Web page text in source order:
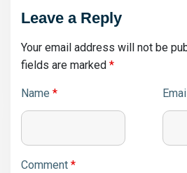
Leave a Reply
Your email address will not be
fields are marked *
Name * Email
Comment *